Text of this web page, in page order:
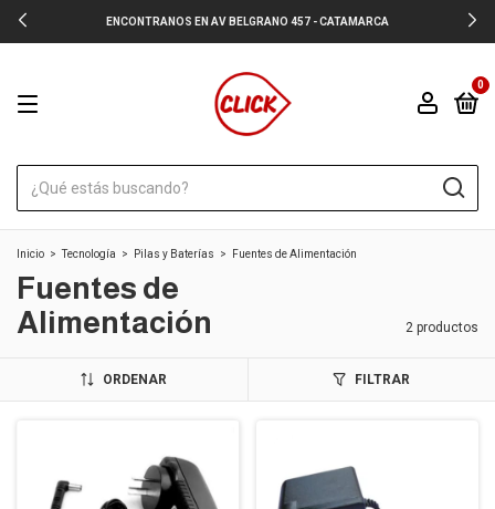
ENCONTRANOS EN AV BELGRANO 457 - CATAMARCA
0
Inicio > Tecnología > Pilas y Baterías > Fuentes de Alimentación
Fuentes de
Alimentación
2 productos
ORDENAR FILTRAR